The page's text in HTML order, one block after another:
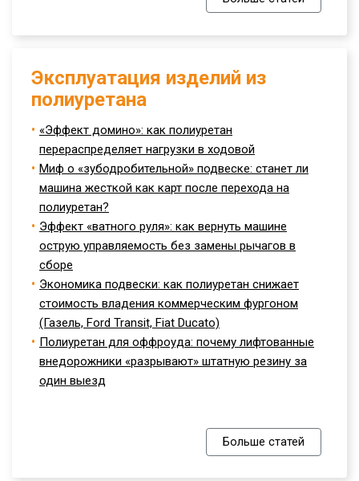
Эксплуатация изделий из
полиуретана
«Эффект домино»: как полиуретан
перераспределяет нагрузки в ходовой
Миф о «зубодробительной» подвеске: станет ли
машина жесткой как карт после перехода на
полиуретан?
Эффект «ватного руля»: как вернуть машине
острую управляемость без замены рычагов в
сборе
Экономика подвески: как полиуретан снижает
стоимость владения коммерческим фургоном
(Газель, Ford Transit, Fiat Ducato)
Полиуретан для оффроуда: почему лифтованные
внедорожники «разрывают» штатную резину за
один выезд
Больше статей